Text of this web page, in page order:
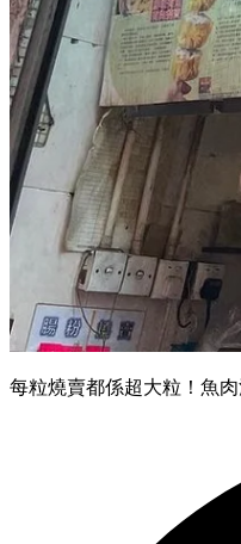
每粒燒賣都係超大粒！魚